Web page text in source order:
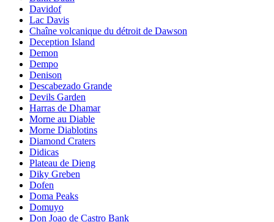
Davidof
Lac Davis
Chaîne volcanique du détroit de Dawson
Deception Island
Demon
Dempo
Denison
Descabezado Grande
Devils Garden
Harras de Dhamar
Morne au Diable
Morne Diablotins
Diamond Craters
Didicas
Plateau de Dieng
Diky Greben
Dofen
Doma Peaks
Domuyo
Don Joao de Castro Bank